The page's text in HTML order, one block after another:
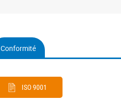
Conformité
(onglet
ISO 9001